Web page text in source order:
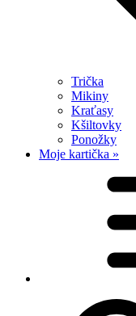
Trička
Mikiny
Kraťasy
Kšiltovky
Ponožky
Moje kartička »